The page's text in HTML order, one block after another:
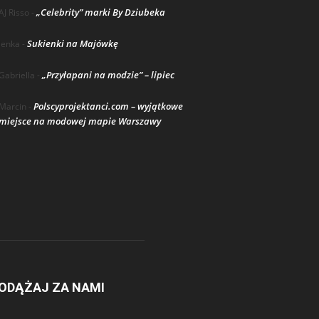
Risso - „Celebrity” marki By Dziubeka
lenka - Sukienki na Majówkę
Gabriella - „Przyłapani na modzie” – lipiec
Marcin - Polscyprojektanci.com – wyjątkowe
na modowej mapie Warszawy
ZA NAMI